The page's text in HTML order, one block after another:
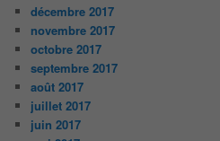
décembre 2017
novembre 2017
octobre 2017
septembre 2017
août 2017
juillet 2017
juin 2017